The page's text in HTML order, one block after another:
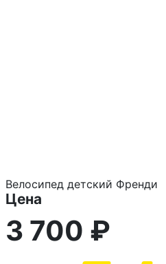
Велосипед детский Френди
Цена
3 700 ₽